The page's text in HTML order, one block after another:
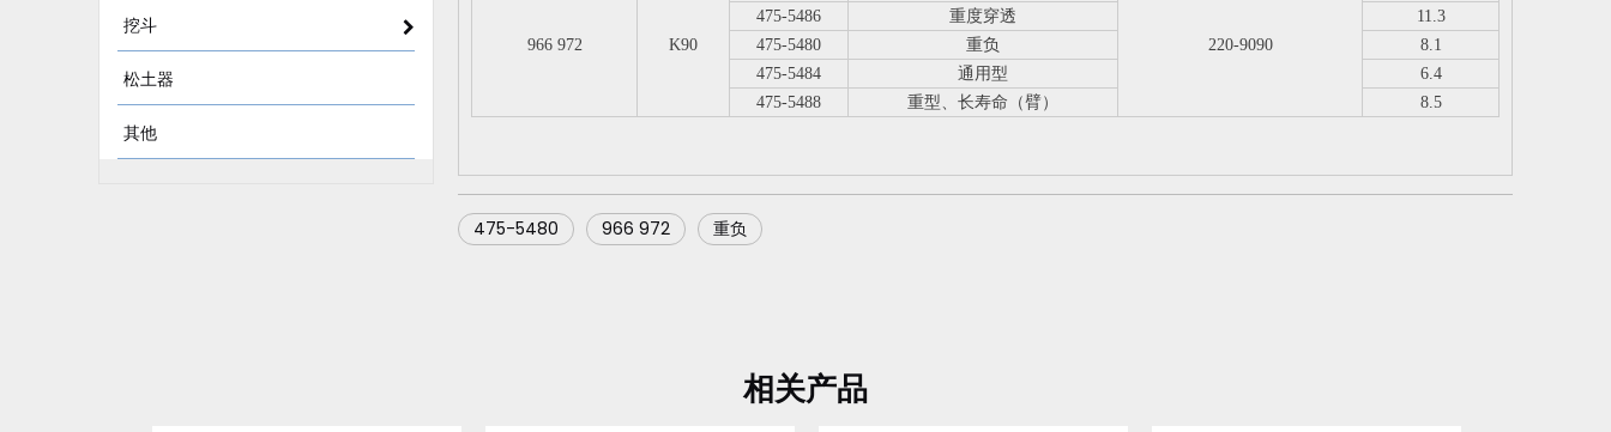
挖斗
松土器
其他
966 972 K90 220-9090
475-5486
重度穿透
11.3
475-5480
重负
8.1
475-5484
通用型
6.4
475-5488
重型、长寿命（臂） 8.5
475-5480 966 972 重负
相关产品